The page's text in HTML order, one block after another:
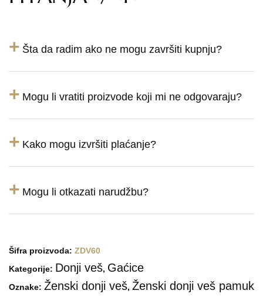
+ Šta da radim ako ne mogu završiti kupnju?
+ Mogu li vratiti proizvode koji mi ne odgovaraju?
+ Kako mogu izvršiti plaćanje?
+ Mogu li otkazati narudžbu?
Šifra proizvoda: ZDV60
Kategorije: Donji veš, Gaćice
Oznake: Ženski donji veš, Ženski donji veš pamuk